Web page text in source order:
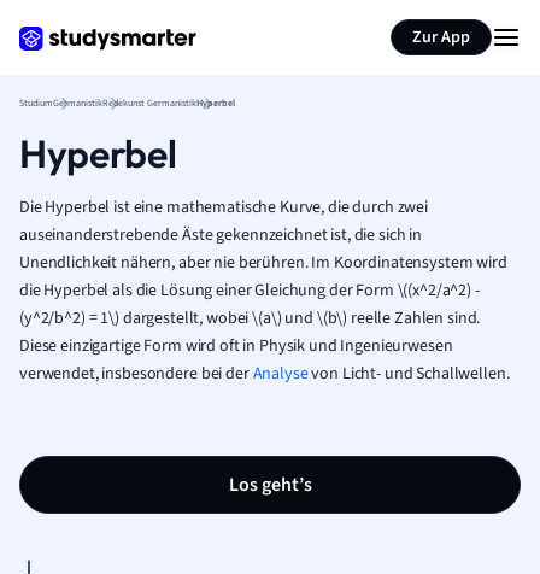
Zur App
StudiumGermanistikRedekunst GermanistikHyperbel
Hyperbel
Die Hyperbel ist eine mathematische Kurve, die durch zwei
auseinanderstrebende Äste gekennzeichnet ist, die sich in
Unendlichkeit nähern, aber nie berühren. Im Koordinatensystem wird
die Hyperbel als die Lösung einer Gleichung der Form \((x^2/a^2) -
(y^2/b^2) = 1\) dargestellt, wobei\(a\) und \(b\) reelle Zahlen sind.
Diese einzigartige Form wird oft in Physik und Ingenieurwesen
verwendet, insbesondere bei derAnalysevon Licht- und Schallwellen.
Los geht’s